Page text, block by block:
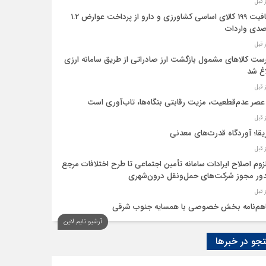
معافیت 199 کالای اساسی کشاورزی و دارو از پرداخت عوارض 1.2
واردات
کالاهای مشمول بازگشت ارز صادراتی از طریق سامانه ارزی
شد
عصر عدم‌قطعیت، مزیت رقابتی بنگاه‌ها، تاب‌آوری است
آوردگاه قدرت‌های معدنی
اصلاح ایرادات سامانه تأمین اجتماعی تا طرح اختلافات مرجع
مجوز شرکت‌های حمل‌ونقل درون‌شهری
بخش خصوصی با همسایه جنوب شرقی
اقتصاد‌ها از هوش مصنوعی
آرشیو تایم لاین
در خبرها